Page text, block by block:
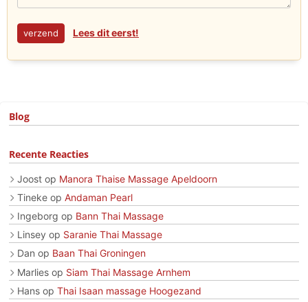
Lees dit eerst!
Blog
Recente Reacties
Joost op Manora Thaise Massage Apeldoorn
Tineke op Andaman Pearl
Ingeborg op Bann Thai Massage
Linsey op Saranie Thai Massage
Dan op Baan Thai Groningen
Marlies op Siam Thai Massage Arnhem
Hans op Thai Isaan massage Hoogezand